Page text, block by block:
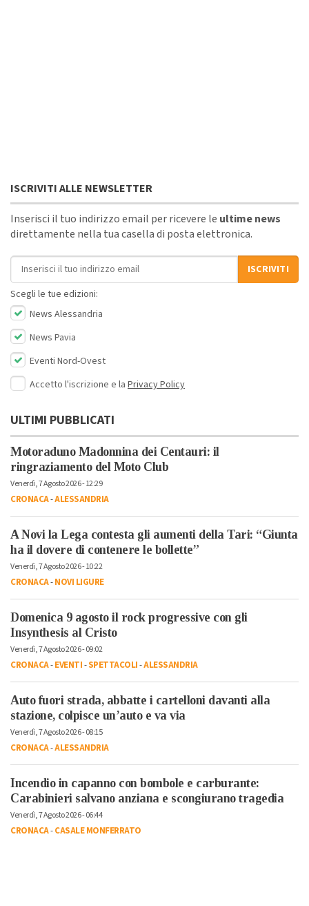
ISCRIVITI ALLE NEWSLETTER
Inserisci il tuo indirizzo email per ricevere le ultime news
direttamente nella tua casella di posta elettronica.
Indirizzo email
ISCRIVITI
Scegli le tue edizioni:
News Alessandria
News Pavia
Eventi Nord-Ovest
Accetto l'iscrizione e la Privacy Policy
ULTIMI PUBBLICATI
Motoraduno Madonnina dei Centauri: il
ringraziamento del Moto Club
Venerdì, 7 Agosto 2026 - 12:29
CRONACA-ALESSANDRIA
A Novi la Lega contesta gli aumenti della Tari: “Giunta
ha il dovere di contenere le bollette”
Venerdì, 7 Agosto 2026 - 10:22
CRONACA-NOVI LIGURE
Domenica 9 agosto il rock progressive con gli
Insynthesis al Cristo
Venerdì, 7 Agosto 2026 - 09:02
CRONACA-EVENTI-SPETTACOLI-ALESSANDRIA
Auto fuori strada, abbatte i cartelloni davanti alla
stazione, colpisce un’auto e va via
Venerdì, 7 Agosto 2026 - 08:15
CRONACA-ALESSANDRIA
Incendio in capanno con bombole e carburante:
Carabinieri salvano anziana e scongiurano tragedia
Venerdì, 7 Agosto 2026 - 06:44
CRONACA-CASALE MONFERRATO